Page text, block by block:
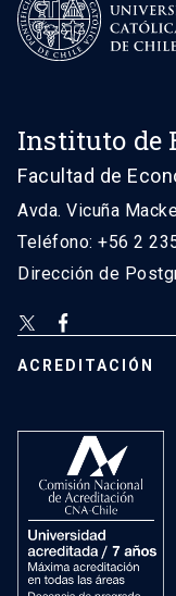
Instituto de
Facultad de
Avda. Vicuña
Teléfono: +56 2
Dirección de
ACREDITACIÓN